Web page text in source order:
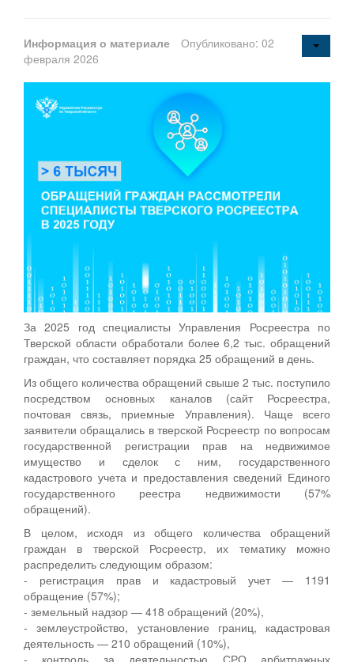
Информация о материале
Опубликовано: 02
февраля 2026
За 2025 год специалисты Управления Росреестра по
Тверской области обработали более 6,2 тыс. обращений
граждан, что составляет порядка 25 обращений в день.
Из общего количества обращений свыше 2 тыс. поступило
посредством основных каналов (сайт Росреестра,
почтовая связь, приемные Управления). Чаще всего
заявители обращались в тверской Росреестр по вопросам
государственной регистрации прав на недвижимое
имущество и сделок с ним, государственного
кадастрового учета и предоставления сведений Единого
государственного реестра недвижимости (57%
обращений).
В целом, исходя из общего количества обращений
граждан в тверской Росреестр, их тематику можно
распределить следующим образом:
- регистрация прав и кадастровый учет — 1191
обращение (57%);
- земельный надзор — 418 обращений (20%),
- землеустройство, установление границ, кадастровая
деятельность — 210 обращений (10%),
- контроль за деятельностью СРО арбитражных